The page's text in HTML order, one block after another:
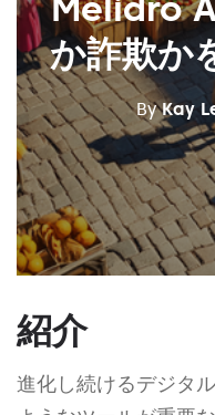
Melidro
か詐欺か
ByKay
紹介
進化し続けるデジタル